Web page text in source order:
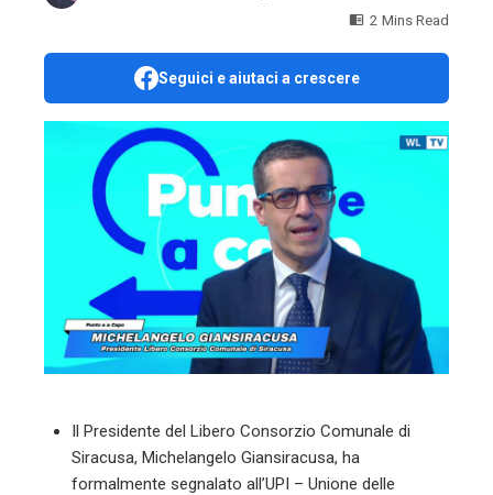
2 Mins Read
Seguici e aiutaci a crescere
Il Presidente del Libero Consorzio Comunale di
Siracusa, Michelangelo Giansiracusa, ha
formalmente segnalato all’UPI – Unione delle